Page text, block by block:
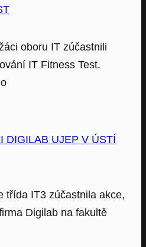
oboru IT zúčastnili
IT Fitness Test.
DIGILAB UJEP V ÚSTÍ
třída IT3 zúčastnila akce,
Digilab na fakultě